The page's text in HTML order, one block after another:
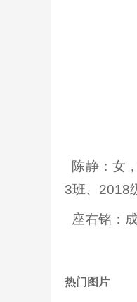
陈静：女
3班、2018
座右铭：
热门图片